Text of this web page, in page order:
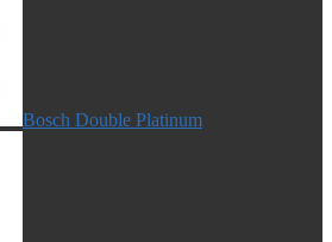
Bosch Double Platinum